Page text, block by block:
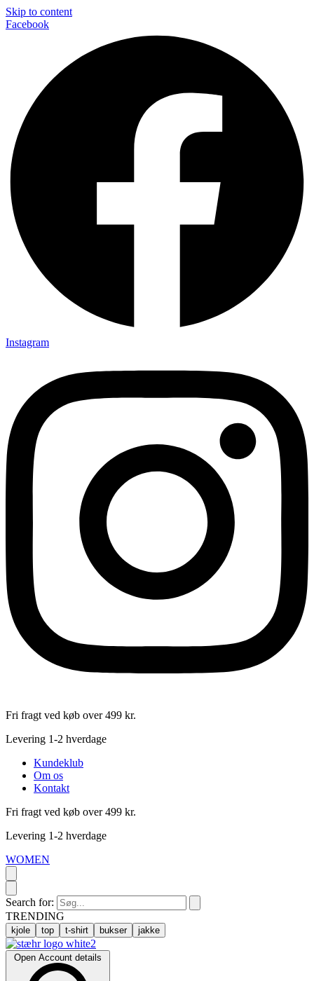
Skip to content
Facebook
Instagram
Fri fragt ved køb over 499 kr.
Levering 1-2 hverdage
Kundeklub
Om os
Kontakt
Fri fragt ved køb over 499 kr.
Levering 1-2 hverdage
WOMEN
Search for:
TRENDING
kjole top t-shirt bukser jakke
Open Account details